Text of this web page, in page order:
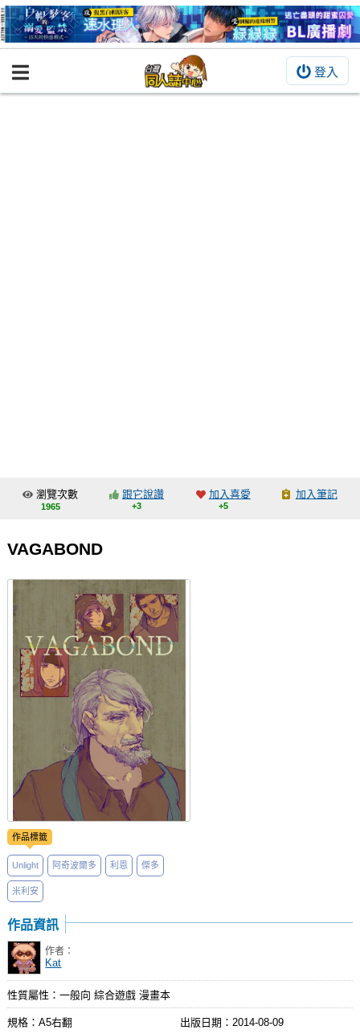
登入
BOOKY書集倉庫
交流中心
會員中心
註冊會員
登入
瀏覽次數
1965
跟它說讚
+3
加入喜愛
+5
加入筆記
VAGABOND
作品標籤
Unlight 阿奇波爾多 利恩 傑多
米利安
作品資訊
作者：
Kat
性質屬性：一般向 綜合遊戲 漫畫本
規格：A5右翻 出版日期： 2014-08-09